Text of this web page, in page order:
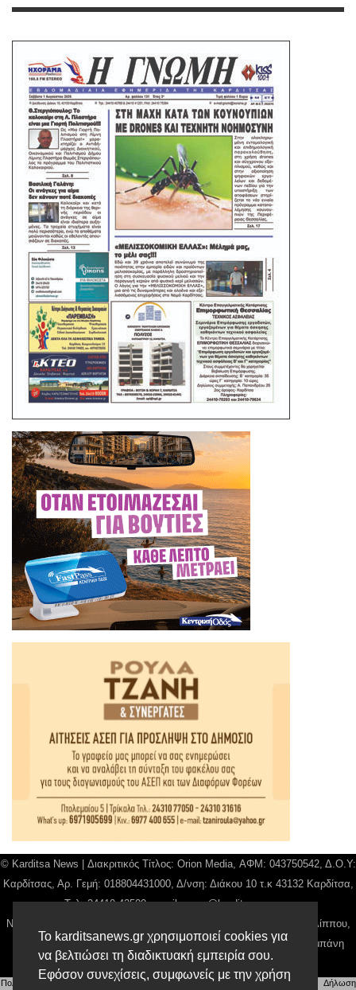
Το karditsanews.gr χρησιμοποιεί cookies για
να βελτιώσει τη διαδικτυακή εμπειρία σου.
Εφόσον συνεχίσεις, συμφωνείς με την χρήση
© Karditsa News | Διακριτικός Τίτλος: Orion Media, ΑΦΜ: 043750542, Δ.Ο.Υ:
Καρδίτσας, Αρ. Γεμή: 018804431000, Δ/νση: Διάκου 10 τ.κ 43132 Καρδίτσα,
Τηλ: 24410 42500, email:news@karditsanews.gr.
Νόμιμος Εκπρόσωπος, Ιδιοκτήτης και Διαχειριστής: Παναγιώτης Φιλίππου,
Διευθύντρια: Γιαννουσά Βασιλική, Διευθύντιρα Σύνταξης: Μπαλαμπάνη
Βασιλική. Δικαιούχος domain name Παναγιώτης Φιλίππου
Πολιτική απορρήτου Αίτηση Διαχείρισης Προσωπικών Δεδομένων |Όροι χρήσης
Δήλωση